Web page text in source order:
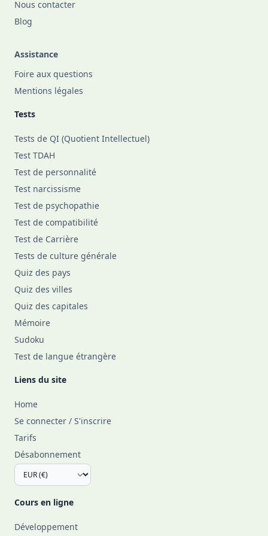
Nous contacter
Blog
Assistance
Foire aux questions
Mentions légales
Tests
Tests de QI (Quotient Intellectuel)
Test TDAH
Test de personnalité
Test narcissisme
Test de psychopathie
Test de compatibilité
Test de Carrière
Tests de culture générale
Quiz des pays
Quiz des villes
Quiz des capitales
Mémoire
Sudoku
Test de langue étrangère
Liens du site
Home
Se connecter / S'inscrire
Tarifs
Désabonnement
Cours en ligne
Développement